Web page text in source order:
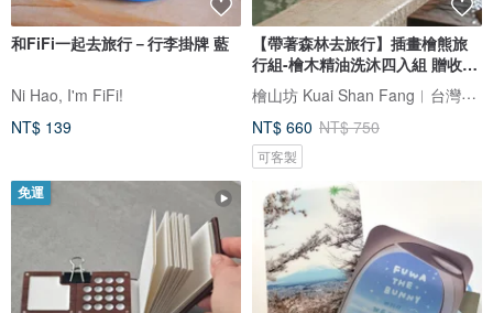
和FiFi一起去旅行－行李掛牌 藍
Ni Hao, I'm FiFi!
NT$ 139
【帶著森林去旅行】插畫檜熊旅
行組-檜木精油洗沐四入組 贈收納
袋
檜山坊 Kuai Shan Fang︱台灣檜木香氛領導品牌，療癒森林
NT$ 660 NT$ 750
可客製
免運